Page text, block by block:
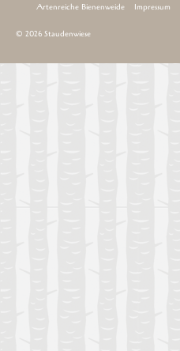
Artenreiche Bienenweide Impressum
© 2026 Staudenwiese